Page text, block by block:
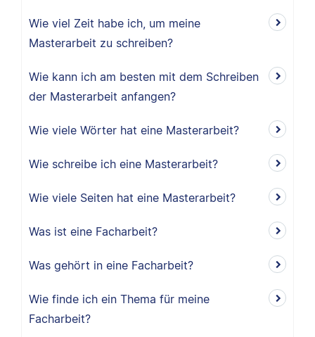
Wie viel Zeit habe ich, um meine
Masterarbeit zu schreiben?
Wie kann ich am besten mit dem Schreiben
der Masterarbeit anfangen?
Wie viele Wörter hat eine Masterarbeit?
Wie schreibe ich eine Masterarbeit?
Wie viele Seiten hat eine Masterarbeit?
Was ist eine Facharbeit?
Was gehört in eine Facharbeit?
Wie finde ich ein Thema für meine
Facharbeit?